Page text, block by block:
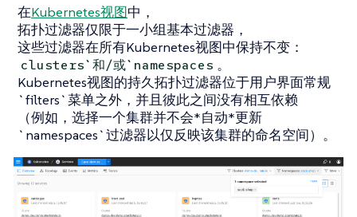
在Kubernetes视图中，
拓扑过滤器仅限于一小组基本过滤器，
这些过滤器在所有Kubernetes视图中保持不变：
clusters`和/或`namespaces 。
Kubernetes视图的持久拓扑过滤器位于用户界面常规
`filters`菜单之外，并且彼此之间没有相互依赖
（例如，选择一个集群并不会*自动*更新
`namespaces`过滤器以仅反映该集群的命名空间）。